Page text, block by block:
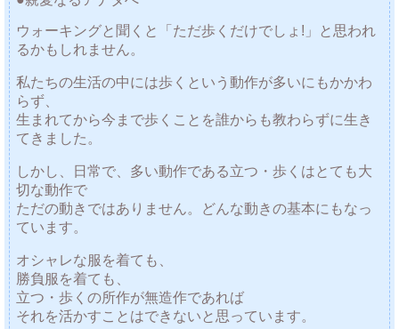
ウォーキングと聞くと「ただ歩くだけでしょ!」と思われ
るかもしれません。
私たちの生活の中には歩くという動作が多いにもかかわ
らず、
生まれてから今まで歩くことを誰からも教わらずに生き
てきました。
しかし、日常で、多い動作である立つ・歩くはとても大
切な動作で
ただの動きではありません。どんな動きの基本にもなっ
ています。
オシャレな服を着ても、
勝負服を着ても、
立つ・歩くの所作が無造作であれば
それを活かすことはできないと思っています。